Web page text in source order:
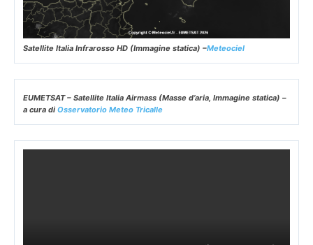
Satellite Italia Infrarosso HD (Immagine statica) –Meteociel
EUMETSAT – Satellite Italia Airmass (Masse d’aria, Immagine statica) –
a cura di Osservatorio Meteo Tricalle